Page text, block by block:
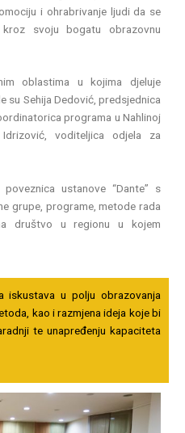
i ohrabrivanje ljudi da se
svoju bogatu obrazovnu
oblastima u kojima djeluje
su Sehija Dedović, predsjednica
programa u Nahlinoj
voditeljica odjela za
ustanove “Dante” s
grupe, programe, metode rada
društvo u regionu u kojem
iskustava u polju obrazovanja
kao i razmjena ideja koje bi
te unapređenju kapaciteta